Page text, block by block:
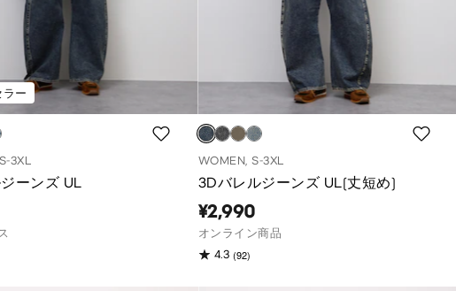
ー
3XL
ーンズ UL
WOMEN, S-3XL
3Dバレルジーンズ UL(丈短め)
¥2,990
オンライン商品
4.3 (92)